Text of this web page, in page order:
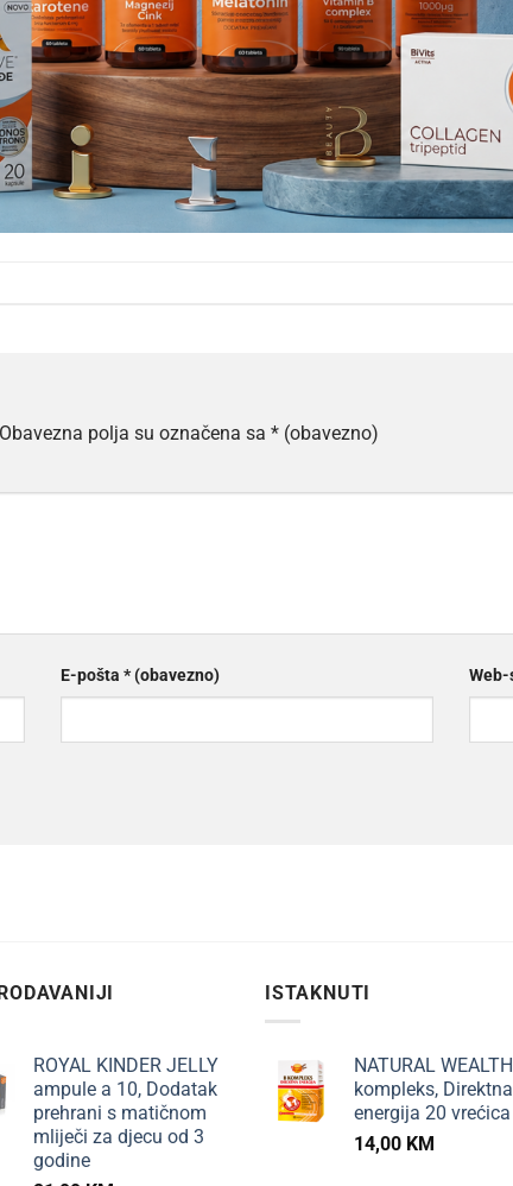
Obavezna polja su označena sa * (obavezno)
E-pošta* (obavezno)
ROYAL KINDER JELLY
ampule a 10, Dodatak
prehrani s matičnom
mliječi za djecu od 3
godine
ISTAKNUTI
NATURAL
kompleks, Direktna
energija 20 vrećica
14,00 KM